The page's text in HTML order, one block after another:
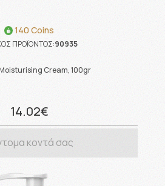
140 Coins
ΠΡΟΪΟΝΤΟΣ:90935
Cream, 100gr
14.02€
κοντά σας